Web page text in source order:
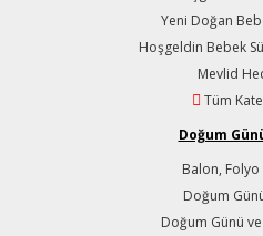
Yeni Doğan
Hoşgeldin Bebek
Mevlid
Tüm
Doğum
Balon,
Doğum
Doğum Günü ve